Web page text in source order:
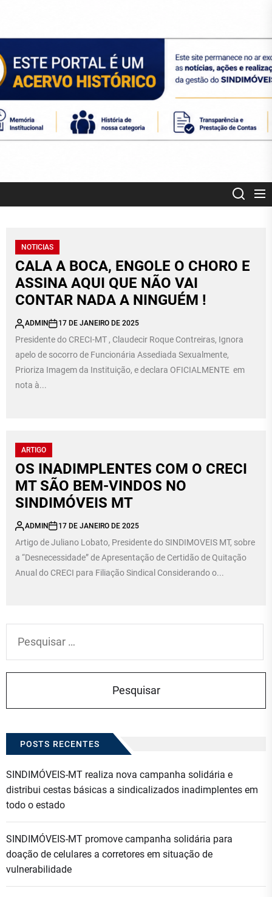
the
content
SINDIMOVEIS
CORRETORES DE IMÓVEIS CREDENCIADOS MT
NOTICIAS
CALA A BOCA, ENGOLE O CHORO E
ASSINA AQUI QUE NÃO VAI
CONTAR NADA A NINGUÉM !
ADMIN 17 DE JANEIRO DE 2025
Presidente do CRECI-MT , Claudecir Roque Contreiras, Ignora
apelo de socorro de Funcionária Assediada Sexualmente,
Prioriza Imagem da Instituição, e declara OFICIALMENTE em
nota à...
ARTIGO
OS INADIMPLENTES COM O CRECI
MT SÃO BEM-VINDOS NO
SINDIMÓVEIS MT
ADMIN 17 DE JANEIRO DE 2025
Artigo de Juliano Lobato, Presidente do SINDIMOVEIS MT, sobre
a “Desnecessidade” de Apresentação de Certidão de Quitação
Anual do CRECI para Filiação Sindical Considerando o...
por:
POSTS RECENTES
SINDIMÓVEIS-MT realiza nova campanha solidária e
distribui cestas básicas a sindicalizados inadimplentes em
todo o estado
SINDIMÓVEIS-MT promove campanha solidária para
doação de celulares a corretores em situação de
vulnerabilidade